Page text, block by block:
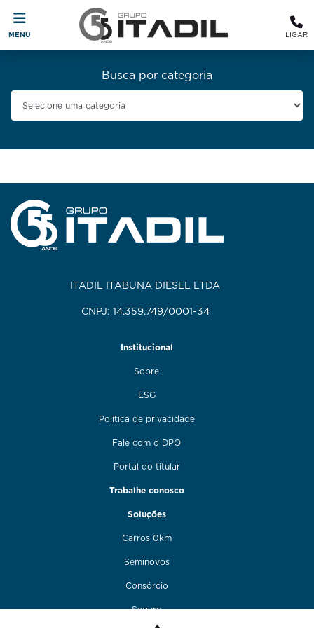
MENU LIGAR
Busca por categoria
ITADIL ITABUNA DIESEL LTDA
CNPJ: 14.359.749/0001-34
Institucional
Sobre
ESG
Política de privacidade
Fale com o DPO
Portal do titular
Trabalhe conosco
Soluções
Carros 0km
Seminovos
Consórcio
Seguro